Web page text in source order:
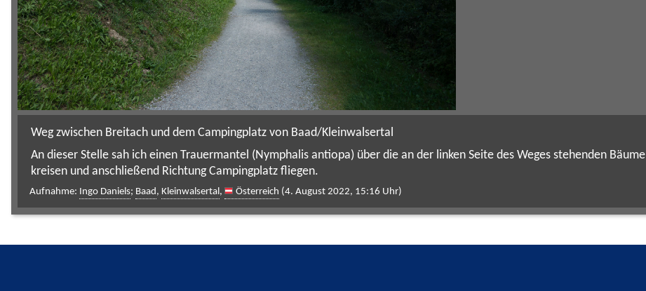
Weg zwischen Breitach und dem Campingplatz von Baad/Kleinwalsertal
An dieser Stelle sah ich einen Trauermantel (Nymphalis antiopa) über die an der linken Seite des Weges stehenden Bäume
kreisen und anschließend Richtung Campingplatz fliegen.
Aufnahme: Ingo Daniels; Baad , Kleinwalsertal , Österreich (4. August 2022, 15:16 Uhr)